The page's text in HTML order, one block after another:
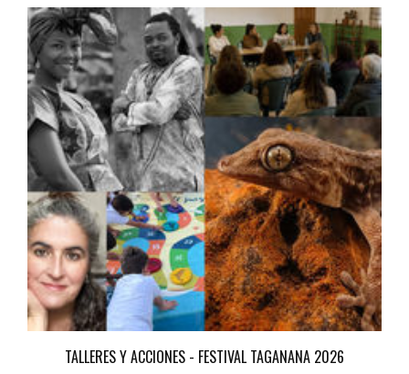
TALLERES Y ACCIONES - FESTIVAL TAGANANA 2026